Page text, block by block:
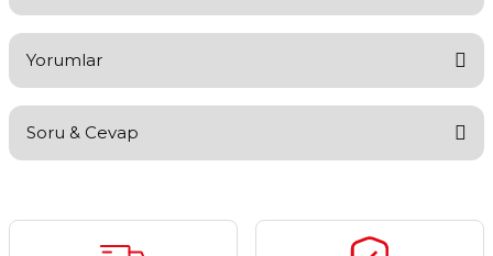
Yorumlar
Yorum Yaz
Soru & Cevap
Ürün hakkında henüz soru sorulmamış.